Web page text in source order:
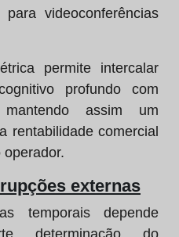
videoconferências
permite intercalar
profundo com
mantendo assim um
rentabilidade comercial
externas
temporais depende
determinação do